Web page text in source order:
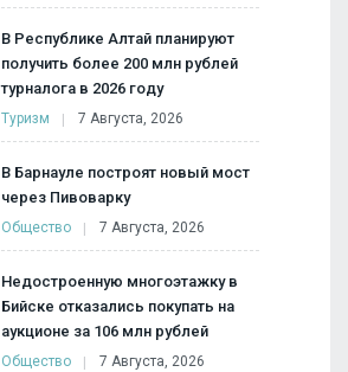
В Республике Алтай планируют
получить более 200 млн рублей
турналога в 2026 году
Туризм 7 Августа, 2026
В Барнауле построят новый мост
через Пивоварку
Общество 7 Августа, 2026
Недостроенную многоэтажку в
Бийске отказались покупать на
аукционе за 106 млн рублей
Общество 7 Августа, 2026